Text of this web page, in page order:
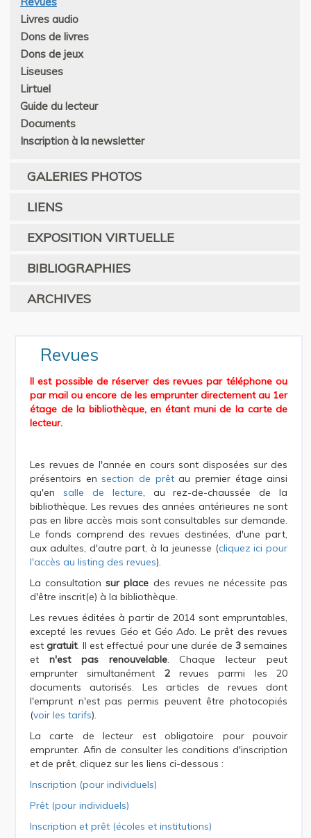
Livres audio
Dons de livres
Dons de jeux
Liseuses
Lirtuel
Guide du lecteur
Documents
Inscription à la newsletter
GALERIES PHOTOS
LIENS
EXPOSITION VIRTUELLE
BIBLIOGRAPHIES
ARCHIVES
Revues
Il est possible de réserver des revues par téléphone ou
par mail ou encore de les emprunter directement au 1er
étage de la bibliothèque, en étant muni de la carte de
lecteur.
Les revues de l'année en cours sont disposées sur des
présentoirs ensection de prêtau premier étage ainsi
qu'en salle de lecture, au rez-de-chaussée de la
bibliothèque. Les revues des années antérieures ne sont
pas en libre accès mais sont consultables sur demande.
Le fonds comprend des revues destinées, d'une part,
aux adultes, d'autre part, à la jeunesse (cliquez ici pour
l'accès au listing des revues).
La consultationsur place des revues ne nécessite pas
d'être inscrit(e) à la bibliothèque.
Les revues éditées à partir de 2014 sont empruntables,
excepté les revues Géoet Géo Ado. Le prêt des revues
estgratuit. Il est effectué pour une durée de 3semaines
et n'est pas renouvelable. Chaque lecteur peut
emprunter simultanément 2revues parmi les 20
documents autorisés. Les articles de revues dont
l'emprunt n'est pas permis peuvent être photocopiés
(voir les tarifs).
La carte de lecteur est obligatoire pour pouvoir
emprunter. Afin de consulter les conditions d'inscription
et de prêt, cliquez sur les liens ci-dessous :
Inscription (pour individuels)
Prêt (pour individuels)
Inscription et prêt (écoles et institutions)